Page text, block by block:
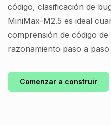
código, clasificación de
MiniMax-M2.5 es ideal
comprensión de código
razonamiento paso a
Comenzar a construir